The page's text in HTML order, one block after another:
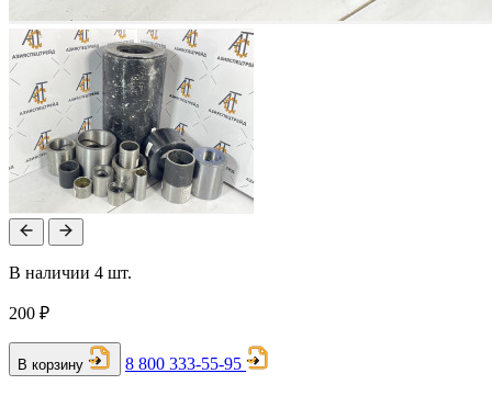
В наличии 4 шт.
200 ₽
В корзину 8 800 333-55-95